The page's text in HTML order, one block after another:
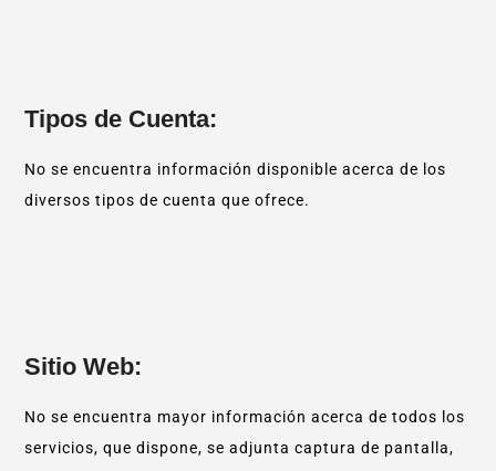
Tipos de Cuenta:
No se encuentra información disponible acerca de los
diversos tipos de cuenta que ofrece.
Sitio Web:
No se encuentra mayor información acerca de todos los
servicios, que dispone, se adjunta captura de pantalla,